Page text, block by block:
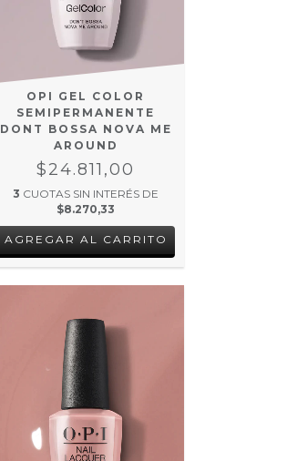
OPI GEL COLOR
SEMIPERMANENTE
DONT BOSSA NOVA ME
AROUND
$24.811,00
3 CUOTAS SIN INTERÉS DE
$8.270,33